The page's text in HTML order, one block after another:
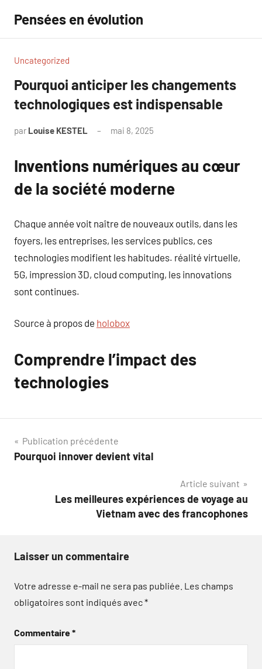
contenu
Pensées en évolution
Uncategorized
Pourquoi anticiper les changements
technologiques est indispensable
par Louise KESTEL mai 8, 2025
Inventions numériques au cœur
de la société moderne
Chaque année voit naître de nouveaux outils, dans les
foyers, les entreprises, les services publics, ces
technologies modifient les habitudes. réalité virtuelle,
5G, impression 3D, cloud computing, les innovations
sont continues.
Source à propos de holobox
Comprendre l’impact des
technologies
Navigation
de
Publication précédente
Pourquoi innover devient vital
Article suivant
Les meilleures expériences de voyage au
Vietnam avec des francophones
Laisser un commentaire
Votre adresse e-mail ne sera pas publiée. Les champs
obligatoires sont indiqués avec*
Commentaire*